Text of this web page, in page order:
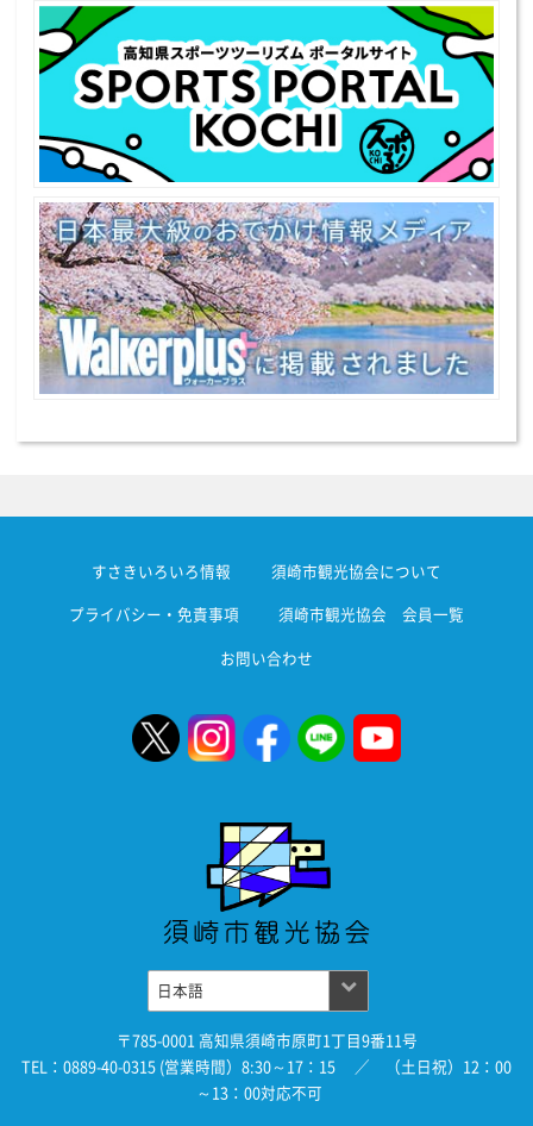
すさきいろいろ情報 須崎市観光協会について
プライバシー・免責事項 須崎市観光協会 会員一覧
お問い合わせ
〒785-0001 高知県須崎市原町1丁目9番11号
TEL：0889-40-0315 (営業時間）8:30～17：15 ／ （土日祝）12：00
～13：00対応不可